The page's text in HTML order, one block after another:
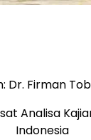
Dr. Firman
Analisa
Indonesia